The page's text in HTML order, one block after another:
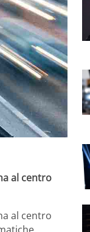
al centro
al centro